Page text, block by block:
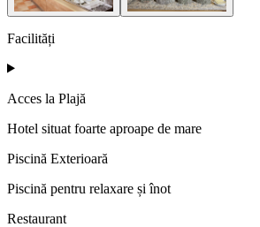
Facilități
Acces la Plajă
Hotel situat foarte aproape de mare
Piscină Exterioară
Piscină pentru relaxare și înot
Restaurant